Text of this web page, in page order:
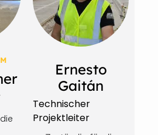
Ernesto
Gaitán
Technischer
Projektleiter